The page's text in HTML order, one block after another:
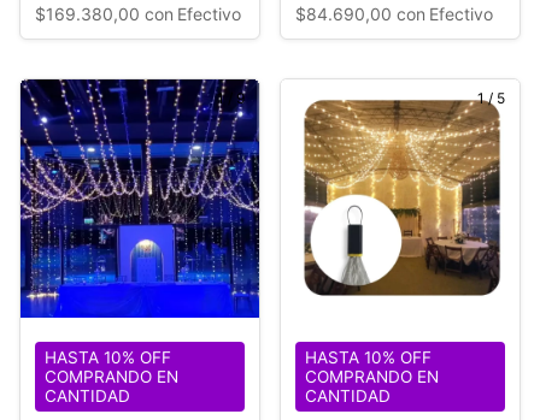
$169.380,00 con Efectivo $84.690,00 con Efectivo
1/ 9
HASTA 10% OFF
COMPRANDO EN
CANTIDAD
1/ 5
HASTA 10% OFF
COMPRANDO EN
CANTIDAD